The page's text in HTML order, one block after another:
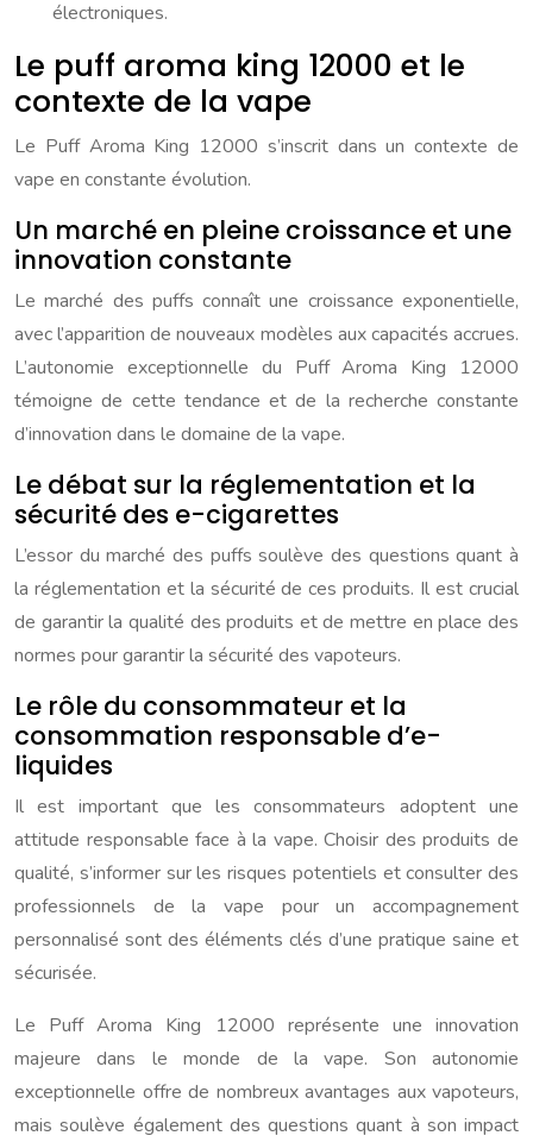
électroniques.
Le puff aroma king 12000 et le
contexte de la vape
Le Puff Aroma King 12000 s’inscrit dans un contexte de
vape en constante évolution.
Un marché en pleine croissance et une
innovation constante
Le marché des puffs connaît une croissance exponentielle,
avec l’apparition de nouveaux modèles aux capacités accrues.
L’autonomie exceptionnelle du Puff Aroma King 12000
témoigne de cette tendance et de la recherche constante
d’innovation dans le domaine de la vape.
Le débat sur la réglementation et la
sécurité des e-cigarettes
L’essor du marché des puffs soulève des questions quant à
la réglementation et la sécurité de ces produits. Il est crucial
de garantir la qualité des produits et de mettre en place des
normes pour garantir la sécurité des vapoteurs.
Le rôle du consommateur et la
consommation responsable d’e-
liquides
Il est important que les consommateurs adoptent une
attitude responsable face à la vape. Choisir des produits de
qualité, s’informer sur les risques potentiels et consulter des
professionnels de la vape pour un accompagnement
personnalisé sont des éléments clés d’une pratique saine et
sécurisée.
Le Puff Aroma King 12000 représente une innovation
majeure dans le monde de la vape. Son autonomie
exceptionnelle offre de nombreux avantages aux vapoteurs,
mais soulève également des questions quant à son impact